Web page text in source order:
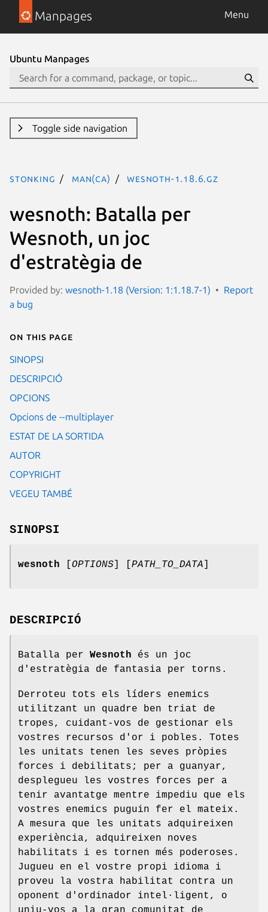
Manpages Menu
Ubuntu Manpages
Toggle side navigation
stonking man(ca) wesnoth-1.18.6.gz
wesnoth: Batalla per
Wesnoth, un joc
d'estratègia de
Provided by: wesnoth-1.18 (Version: 1:1.18.7-1)
Report
a bug
On this page
SINOPSI
DESCRIPCIÓ
OPCIONS
Opcions de --multiplayer
ESTAT DE LA SORTIDA
AUTOR
COPYRIGHT
VEGEU TAMBÉ
SINOPSI
wesnoth OPTIONS PATH_TO_DATA
DESCRIPCIÓ
Batalla per Wesnoth és un joc
d'estratègia de fantasia per torns.
Derroteu tots els líders enemics
utilitzant un quadre ben triat de
tropes, cuidant-vos de gestionar els
vostres recursos d'or i pobles. Totes
les unitats tenen les seves pròpies
forces i debilitats; per a guanyar,
desplegueu les vostres forces per a
tenir avantatge mentre impediu que els
vostres enemics puguin fer el mateix.
A mesura que les unitats adquireixen
experiència, adquireixen noves
habilitats i es tornen més poderoses.
Jugueu en el vostre propi idioma i
proveu la vostra habilitat contra un
oponent d'ordinador intel·ligent, o